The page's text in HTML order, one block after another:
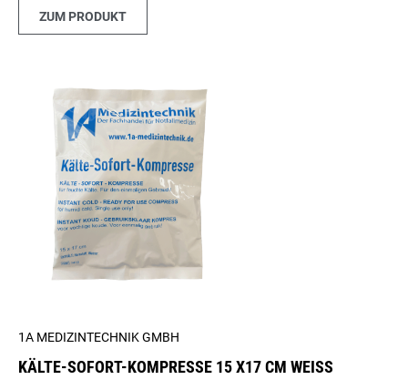
ZUM PRODUKT
1A MEDIZINTECHNIK GMBH
KÄLTE-SOFORT-KOMPRESSE 15 X17 CM WEISS